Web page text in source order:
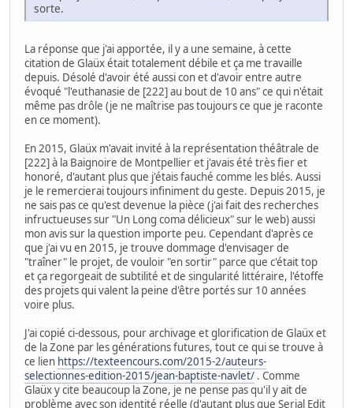
sorte.
La réponse que j'ai apportée, il y a une semaine, à cette
citation de Glaüx était totalement débile et ça me travaille
depuis. Désolé d'avoir été aussi con et d'avoir entre autre
évoqué "l'euthanasie de [222] au bout de 10 ans" ce qui n'était
même pas drôle (je ne maîtrise pas toujours ce que je raconte
en ce moment).
En 2015, Glaüx m'avait invité à la représentation théâtrale de
[222] à la Baignoire de Montpellier et j'avais été très fier et
honoré, d'autant plus que j'étais fauché comme les blés. Aussi
je le remercierai toujours infiniment du geste. Depuis 2015, je
ne sais pas ce qu'est devenue la pièce (j'ai fait des recherches
infructueuses sur "Un Long coma délicieux" sur le web) aussi
mon avis sur la question importe peu. Cependant d'après ce
que j'ai vu en 2015, je trouve dommage d'envisager de
"traîner" le projet, de vouloir "en sortir" parce que c'était top
et ça regorgeait de subtilité et de singularité littéraire, l'étoffe
des projets qui valent la peine d'être portés sur 10 années
voire plus.
J'ai copié ci-dessous, pour archivage et glorification de Glaüx et
de la Zone par les générations futures, tout ce qui se trouve à
ce lien https://texteencours.com/2015-2/auteurs-
selectionnes-edition-2015/jean-baptiste-navlet/ . Comme
Glaüx y cite beaucoup la Zone, je ne pense pas qu'il y ait de
problème avec son identité réelle (d'autant plus que Serial Edit